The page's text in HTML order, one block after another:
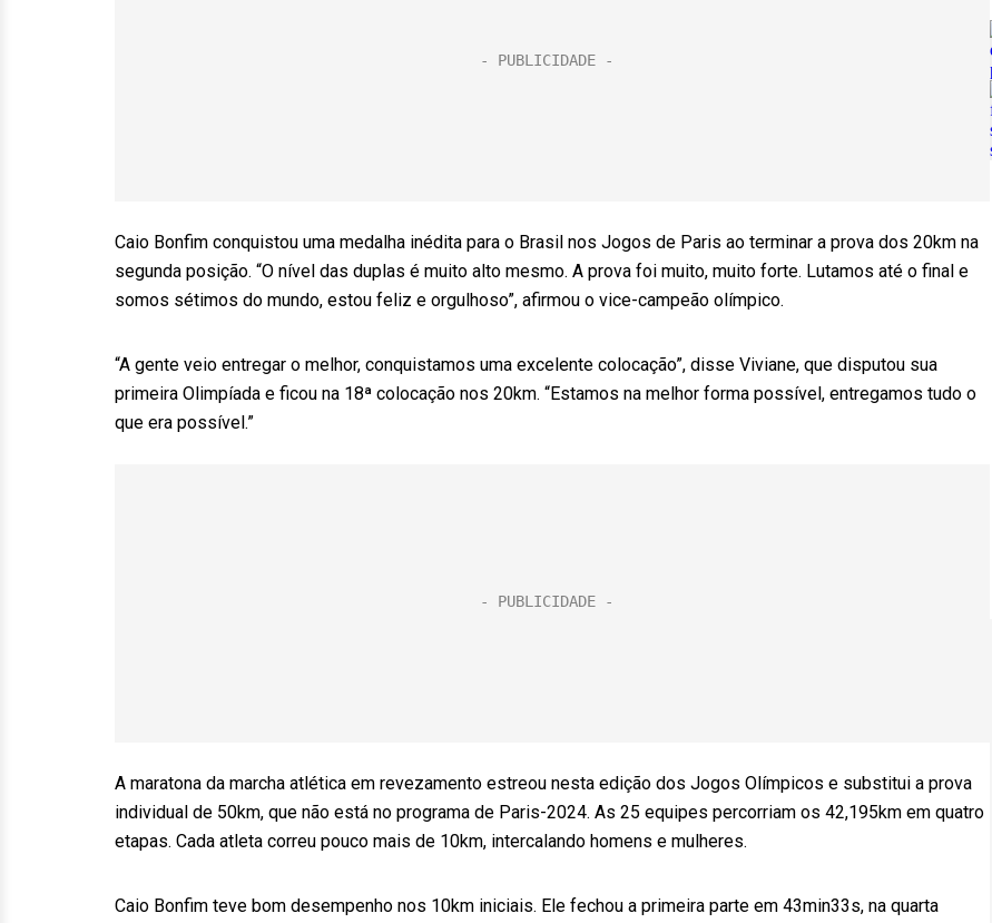
Caio Bonfim conquistou uma medalha inédita para o Brasil nos Jogos de Paris ao terminar a prova dos 20km na
segunda posição. “O nível das duplas é muito alto mesmo. A prova foi muito, muito forte. Lutamos até o final e
somos sétimos do mundo, estou feliz e orgulhoso”, afirmou o vice-campeão olímpico.
“A gente veio entregar o melhor, conquistamos uma excelente colocação”, disse Viviane, que disputou sua
primeira Olimpíada e ficou na 18ª colocação nos 20km. “Estamos na melhor forma possível, entregamos tudo o
que era possível.”
A maratona da marcha atlética em revezamento estreou nesta edição dos Jogos Olímpicos e substitui a prova
individual de 50km, que não está no programa de Paris-2024. As 25 equipes percorriam os 42,195km em quatro
etapas. Cada atleta correu pouco mais de 10km, intercalando homens e mulheres.
Caio Bonfim teve bom desempenho nos 10km iniciais. Ele fechou a primeira parte em 43min33s, na quarta